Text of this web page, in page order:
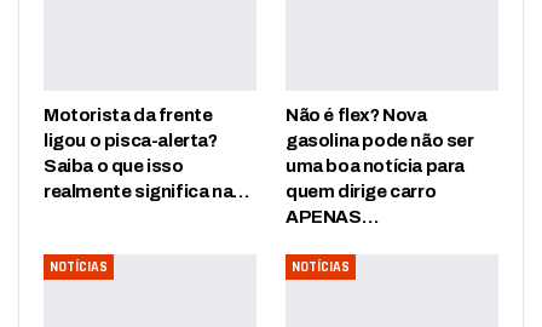
Motorista da frente
ligou o pisca-alerta?
Saiba o que isso
realmente significa na…
Não é flex? Nova
gasolina pode não ser
uma boa notícia para
quem dirige carro
APENAS…
NOTÍCIAS NOTÍCIAS